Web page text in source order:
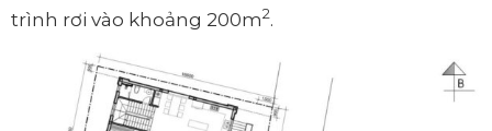
trình rơi vào khoảng 200m2.